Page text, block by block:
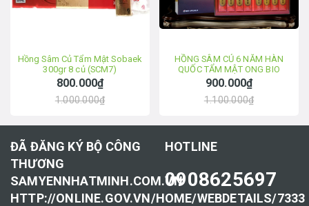
Hồng Sâm Củ Tẩm Mật Sobaek
300gr 8 củ (SCM7)
800.000₫
1.000.000₫
HỒNG SÂM CỦ 6 NĂM HÀN
QUỐC TẨM MẬT ONG BIO
KOREA 240gr 8 củ
900.000₫
1.100.000₫
ĐÃ ĐĂNG KÝ BỘ CÔNG
THƯƠNG
SAMYENNHATMINH.COM.VN
HTTP://ONLINE.GOV.VN/HOME/WEBDETAILS/7333
HOTLINE
0908625697